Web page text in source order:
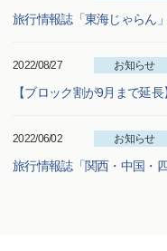
旅行情報誌「東海じゃらん
2022/08/27 お知らせ
【ブロック割が9月まで延
2022/06/02 お知らせ
旅行情報誌「関西・中国・